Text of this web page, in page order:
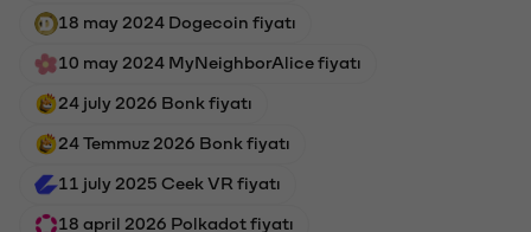
18 may 2024 Dogecoin fiyatı
10 may 2024 MyNeighborAlice fiyatı
24 july 2026 Bonk fiyatı
24 Temmuz 2026 Bonk fiyatı
11 july 2025 Ceek VR fiyatı
18 april 2026 Polkadot fiyatı